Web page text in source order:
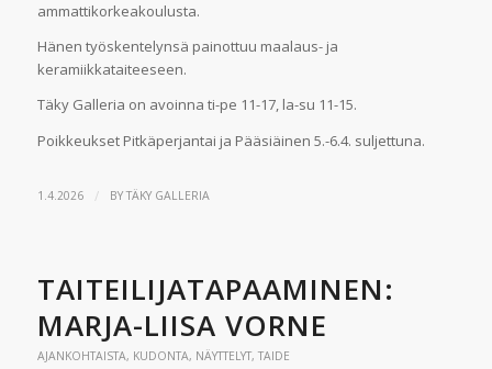
ammattikorkeakoulusta.
Hänen työskentelynsä painottuu maalaus- ja
keramiikkataiteeseen.
Täky Galleria on avoinna ti-pe 11-17, la-su 11-15.
Poikkeukset Pitkäperjantai ja Pääsiäinen 5.-6.4. suljettuna.
1.4.2026 / BYTÄKY GALLERIA
TAITEILIJATAPAAMINEN:
MARJA-LIISA VORNE
AJANKOHTAISTA, KUDONTA, NÄYTTELYT, TAIDE